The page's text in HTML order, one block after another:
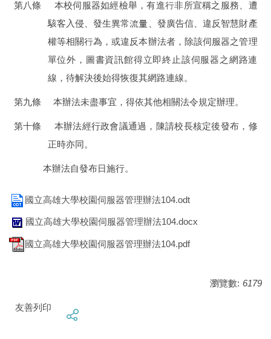
第八條
本校伺服器如經檢舉，有進行非所宣稱之服務、遭
駭客入侵、發生異常流量、發廣告信、違反智慧財產
權等相關行為，或違反本辦法者，除該伺服器之管理
單位外，圖書資訊館得立即終止該伺服器之網路連
線，待解決後始得恢復其網路連線。
第九條 本辦法未盡事宜，得依其他相關法令規定辦理。
第十條
本辦法經行政會議通過，陳請校長核定後發布，修
正時亦同。
本辦法自發布日施行。
國立高雄大學校園伺服器管理辦法104.odt
國立高雄大學校園伺服器管理辦法104.docx
國立高雄大學校園伺服器管理辦法104.pdf
瀏覽數: 6179
友善列印